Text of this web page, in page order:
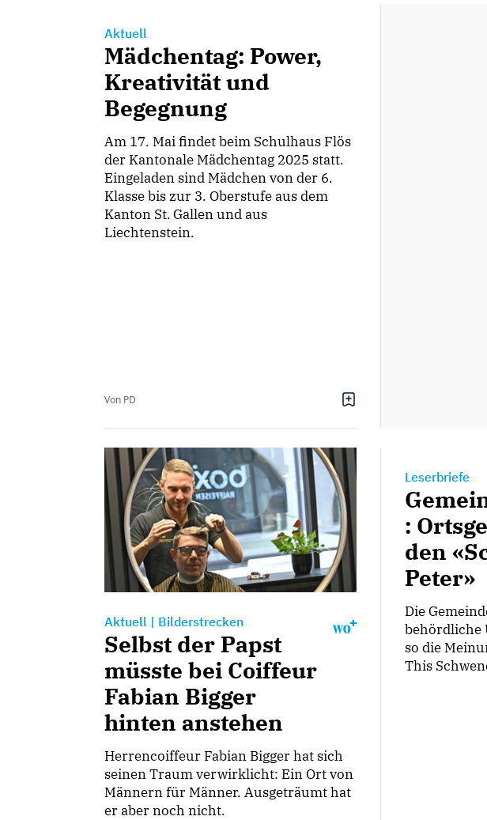
Aktuell
Mädchentag: Power,
Kreativität und
Begegnung
Am 17. Mai findet beim Schulhaus Flös
der Kantonale Mädchentag 2025 statt.
Eingeladen sind Mädchen von der 6.
Klasse bis zur 3. Oberstufe aus dem
Kanton St. Gallen und aus
Liechtenstein.
Von PD
Aktuell | Bilderstrecken
Selbst der Papst
müsste bei Coiffeur
Fabian Bigger
hinten anstehen
Herrencoiffeur Fabian Bigger hat sich
seinen Traum verwirklicht: Ein Ort von
Männern für Männer. Ausgeträumt hat
er aber noch nicht.
Leserbriefe
:
den
Peter»
Die
behördliche
so die
This